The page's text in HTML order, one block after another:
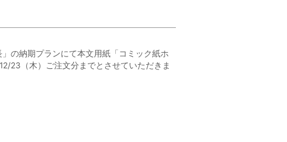
の納期プランにて本文用紙「コミック紙ホ
23（木）ご注文分までとさせていただきま